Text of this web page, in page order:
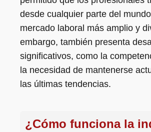
desde cualquier parte del
mercado laboral más amplio y
embargo, también presenta
significativos, como la
la necesidad de mantenerse
las últimas tendencias.
¿Cómo funciona la